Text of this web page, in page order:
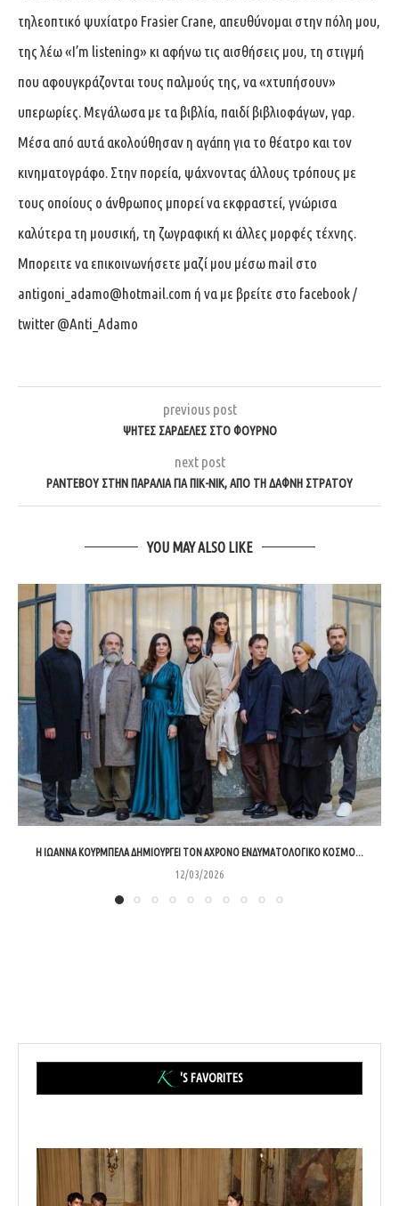
τηλεοπτικό ψυχίατρο Frasier Crane, απευθύνομαι στην πόλη μου,
της λέω «I’m listening» κι αφήνω τις αισθήσεις μου, τη στιγμή
που αφουγκράζονται τους παλμούς της, να «χτυπήσουν»
υπερωρίες. Μεγάλωσα με τα βιβλία, παιδί βιβλιοφάγων, γαρ.
Μέσα από αυτά ακολούθησαν η αγάπη για το θέατρο και τον
κινηματογράφο. Στην πορεία, ψάχνοντας άλλους τρόπους με
τους οποίους ο άνθρωπος μπορεί να εκφραστεί, γνώρισα
καλύτερα τη μουσική, τη ζωγραφική κι άλλες μορφές τέχνης.
Μπορειτε να επικοινωνήσετε μαζί μου μέσω mail στο
antigoni_adamo@hotmail.com ή να με βρείτε στο facebook /
twitter @Anti_Adamo
previous post
ΨΗΤΈΣ ΣΑΡΔΈΛΕΣ ΣΤΟ ΦΟΎΡΝΟ
next post
ΡΑΝΤΕΒΟΎ ΣΤΗΝ ΠΑΡΑΛΊΑ ΓΙΑ ΠΙΚ-ΝΙΚ, ΑΠΌ ΤΗ ΔΆΦΝΗ ΣΤΡΆΤΟΥ
YOU MAY ALSO LIKE
Η ΙΩΆΝΝΑ ΚΟΥΡΜΠΈΛΑ ΔΗΜΙΟΥΡΓΕΊ ΤΟΝ ΆΧΡΟΝΟ ΕΝΔΥΜΑΤΟΛΟΓΙΚΌ ΚΌΣΜΟ...
12/03/2026
'S FAVORITES